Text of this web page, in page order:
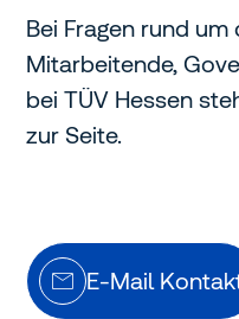
Bei Fragen rund
Mitarbeitende,
bei TÜV Hessen
zur Seite.
E-Mail